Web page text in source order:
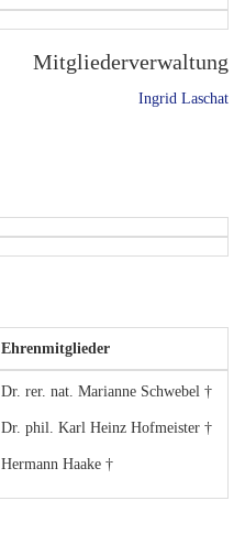
Mitgliederverwaltung
Ingrid Laschat
Ehrenmitglieder
Dr. rer. nat. Marianne Schwebel †
Dr. phil. Karl Heinz Hofmeister †
Hermann Haake †